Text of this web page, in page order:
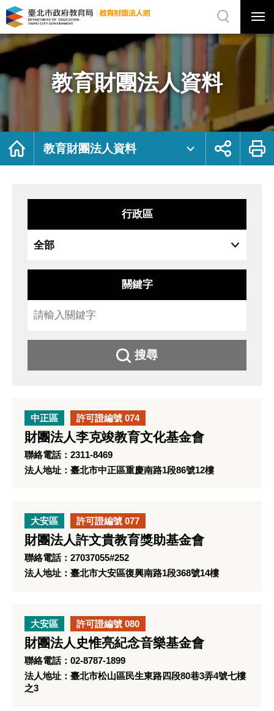
教
育
團
資
料
府
局
法
網
站
選
選
單
關
網
站
尋
教育財團法人資料
首
教育財團法人資料
展
鈕
列
行政區
關鍵字
搜尋
中正區 許可證編號 074
財團法人李克竣教育文化基金會
聯絡電話：2311-8469
法人地址：臺北市中正區重慶南路1段86號12樓
大安區 許可證編號 077
財團法人許文貴教育獎助基金會
聯絡電話：27037055#252
法人地址：臺北市大安區復興南路1段368號14樓
大安區 許可證編號 080
財團法人史惟亮紀念音樂基金會
聯絡電話：02-8787-1899
法人地址：臺北市松山區民生東路四段80巷3弄4號七樓
之3